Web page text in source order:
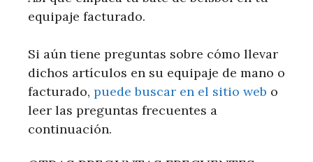
equipaje facturado.
Si aún tiene preguntas sobre cómo llevar
dichos artículos en su equipaje de mano o
facturado, puede buscar en el sitio web o
leer las preguntas frecuentes a
continuación.